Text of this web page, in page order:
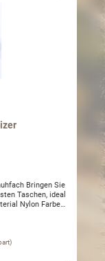
Bringen Sie
Taschen, ideal
Nylon Farbe